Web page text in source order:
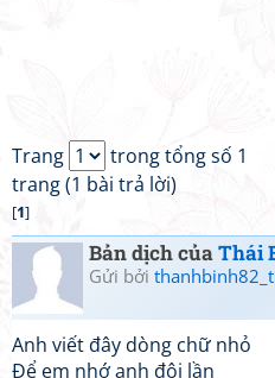
Trang
trong tổng số 1
trang (1 bài trả lời)
[1]
Bản dịch củaThái
Gửi bởi
Anh viết đây dòng chữ nhỏ
Để em nhớ anh đôi lần